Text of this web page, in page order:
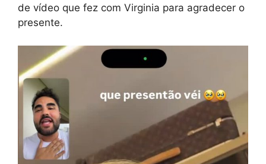
de vídeo que fez com Virginia para agradecer o
presente.